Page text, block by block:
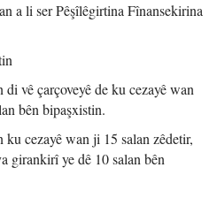
a li ser Pêşîlêgirtina Fînansekirina
vê çarçoveyê de ku cezayê wan
bên bipaşxistin.
cezayê wan ji 15 salan zêdetir,
girankirî ye dê 10 salan bên